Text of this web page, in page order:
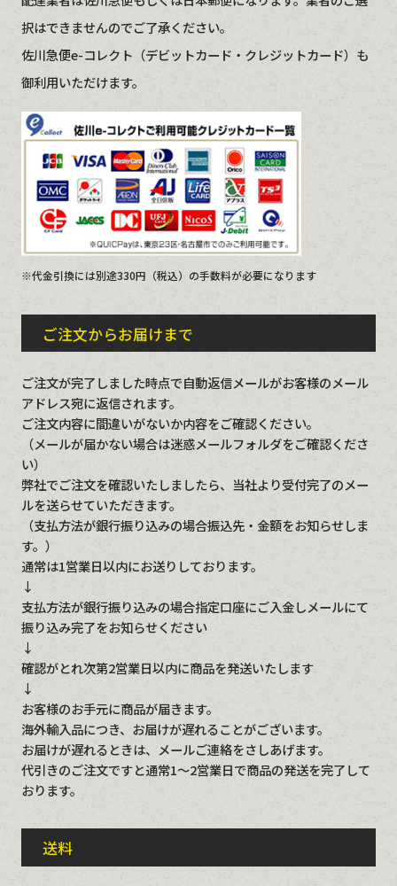
択はできませんのでご了承ください。
佐川急便e-コレクト（デビットカード・クレジットカード）も
御利用いただけます。
※代金引換には別途330円（税込）の手数料が必要になります
ご注文からお届けまで
ご注文が完了しました時点で自動返信メールがお客様のメール
アドレス宛に返信されます。
ご注文内容に間違いがないか内容をご確認ください。
（メールが届かない場合は迷惑メールフォルダをご確認くださ
い）
弊社でご注文を確認いたしましたら、当社より受付完了のメー
ルを送らせていただきます。
（支払方法が銀行振り込みの場合振込先・金額をお知らせしま
す。）
通常は1営業日以内にお送りしております。
↓
支払方法が銀行振り込みの場合指定口座にご入金しメールにて
振り込み完了をお知らせください
↓
確認がとれ次第2営業日以内に商品を発送いたします
↓
お客様のお手元に商品が届きます。
海外輸入品につき、お届けが遅れることがございます。
お届けが遅れるときは、メールご連絡をさしあげます。
代引きのご注文ですと通常1～2営業日で商品の発送を完了して
おります。
送料